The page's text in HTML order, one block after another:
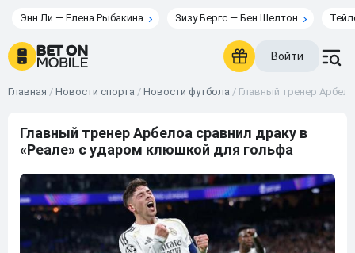
Энн Ли — Елена Рыбакина Зизу Бергс — Бен Шелтон
Войти
Главная / Новости спорта / Новости футбола / Главный тренер
Главный тренер Арбелоа сравнил драку в
«Реале» с ударом клюшкой для гольфа